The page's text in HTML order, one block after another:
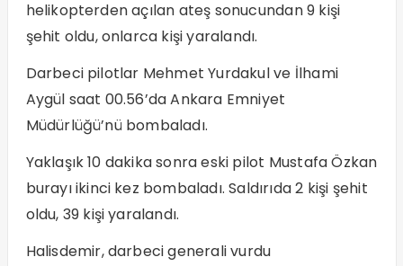
helikopterden açılan ateş sonucundan 9 kişi
şehit oldu, onlarca kişi yaralandı.
Darbeci pilotlar Mehmet Yurdakul ve İlhami
Aygül saat 00.56’da Ankara Emniyet
Müdürlüğü’nü bombaladı.
Yaklaşık 10 dakika sonra eski pilot Mustafa Özkan
burayı ikinci kez bombaladı. Saldırıda 2 kişi şehit
oldu, 39 kişi yaralandı.
Halisdemir, darbeci generali vurdu